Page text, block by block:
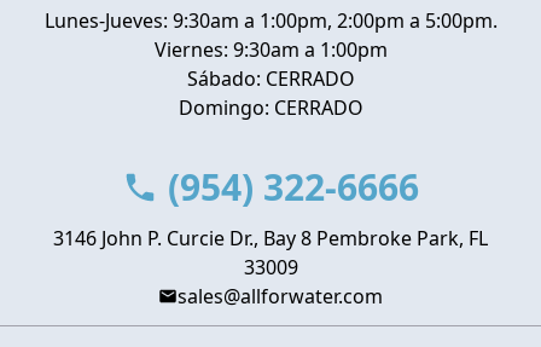
Lunes-Jueves: 9:30am a 1:00pm, 2:00pm a 5:00pm.
Viernes: 9:30am a 1:00pm
Sábado: CERRADO
Domingo: CERRADO
(954) 322-6666
3146 John P. Curcie Dr., Bay 8 Pembroke Park, FL
33009
sales@allforwater.com